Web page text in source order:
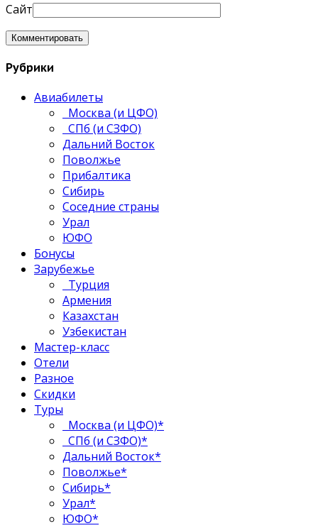
Сайт
Рубрики
Авиабилеты
Москва (и ЦФО)
СПб (и СЗФО)
Дальний Восток
Поволжье
Прибалтика
Сибирь
Соседние страны
Урал
ЮФО
Бонусы
Зарубежье
Турция
Армения
Казахстан
Узбекистан
Мастер-класс
Отели
Разное
Скидки
Туры
Москва (и ЦФО)*
СПб (и СЗФО)*
Дальний Восток*
Поволжье*
Сибирь*
Урал*
ЮФО*